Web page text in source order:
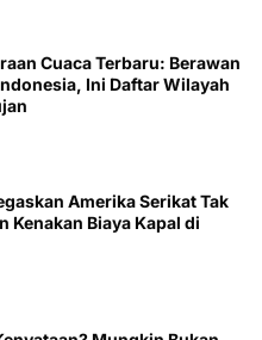
Cuaca Terbaru: Berawan
Ini Daftar Wilayah
Amerika Serikat Tak
Kenakan Biaya Kapal di